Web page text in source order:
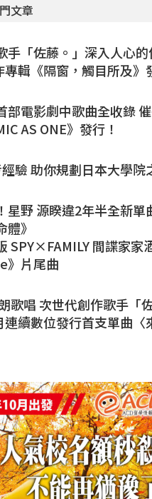
文章
手「佐藤。」深入人心
專輯《隔窗，觸目所及》
部電影劇中歌曲全收錄
AS ONE》發行！
驗 助你規劃日本大學院
星野 源睽違2年半全新單
》
SPY×FAMILY 間諜家家
》片尾曲
歌唱 次世代創作歌手「
連續數位發行首支單曲〈